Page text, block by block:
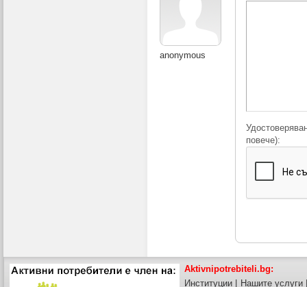
anonymous
повече):
Aktivnipotrebiteli.bg:
Институции
Нашите услуги